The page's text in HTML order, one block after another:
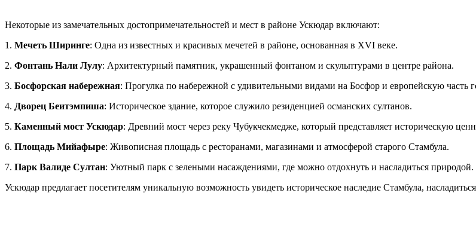
Некоторые из замечательных достопримечательностей и мест в районе Ускюдар включают:
1. Мечеть Ширинге: Одна из известных и красивых мечетей в районе, основанная в XVI веке.
2. Фонтань Нали Лулу: Архитектурный памятник, украшенный фонтаном и скульптурами в центре района.
3. Босфорская набережная: Прогулка по набережной с удивительными видами на Босфор и европейскую часть
4. Дворец Беитэмпиша: Историческое здание, которое служило резиденцией османских султанов.
5. Каменный мост Ускюдар: Древний мост через реку Чубукчекмедже, который представляет историческую
6. Площадь Мийафыре: Живописная площадь с ресторанами, магазинами и атмосферой старого Стамбула.
7. Парк Валиде Султан: Уютный парк с зелеными насаждениями, где можно отдохнуть и насладиться природой.
Ускюдар предлагает посетителям уникальную возможность увидеть историческое наследие Стамбула,